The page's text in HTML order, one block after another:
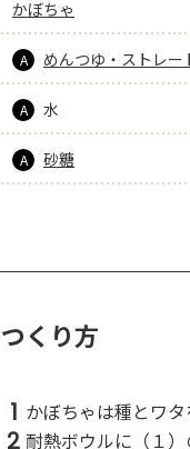
かぼちゃ
A めんつゆ・ストレー
A 水
A 砂糖
つくり方
1 かぼちゃは種とワタ
2 耐熱ボウルに（１